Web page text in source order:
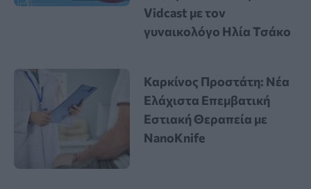
Vidcast με τον
γυναικολόγο Ηλία Τσάκο
Καρκίνος Προστάτη: Νέα
Ελάχιστα Επεμβατική
Εστιακή Θεραπεία με
NanoKnife